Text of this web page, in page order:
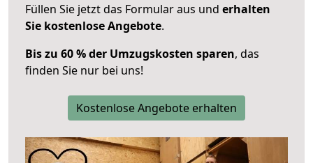
Füllen Sie jetzt das Formular aus und erhalten
Sie kostenlose Angebote.
Bis zu 60 % der Umzugskosten sparen, das
finden Sie nur bei uns!
Kostenlose Angebote erhalten